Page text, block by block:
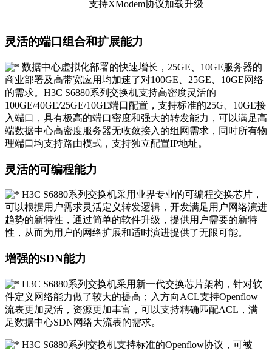
支持XModem协议加载升级
灵活的端口组合和扩展能力
数据中心虚拟化部署的快速增长，25GE、10GE服务器的
商业部署及高带宽应用均加速了对100GE、25GE、10GE网络
的需求。H3C S6880系列交换机支持高密度灵活的
100GE/40GE/25GE/10GE端口配置，支持标准的25G、10GE接
入端口，具有极高的端口密度和强大的转发能力，可以满足高
端数据中心高密度服务器无收敛接入的组网需求，同时所有物
理端口均支持路由模式，支持独立配置IP地址。
灵活的可编程能力
H3C S6880系列交换机采用业界专业的可编程交换芯片，
可以根据用户需求灵活定义转发逻辑，开发满足用户网络演进
趋势的新特性，通过简单的软件升级，提供用户需要的新特
性，从而为用户的网络扩展和适时演进提供了无限可能。
增强的SDN能力
H3C S6880系列交换机采用新一代交换芯片架构，针对软
件定义网络能力做了较大的提高；入方向ACL支持Openflow
流表更加灵活，资源更加丰富，可以支持精确匹配ACL，满
足数据中心SDN网络大流表的需求。
H3C S6880系列交换机支持标准的Openflow协议，可被